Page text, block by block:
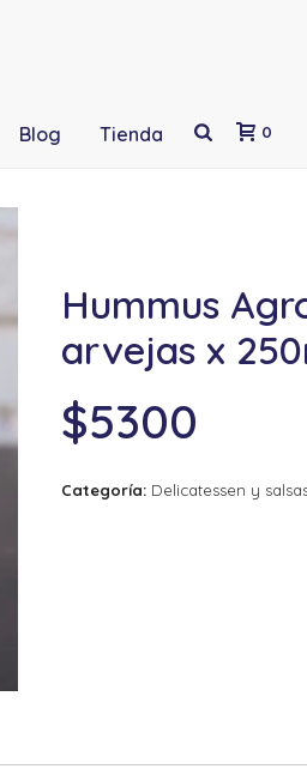
Blog Tienda 0
Hummus
arvejas x
$5300
Categoría: Delicatessen y